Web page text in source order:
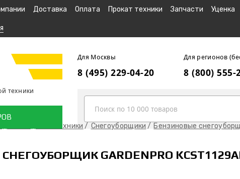
Доставка Оплата Прокат техники Запчасти Уценка
техники
Для Москвы
8 (495) 229-04-20
Для регионов
8 (800) 555-
садовой техники Снегоуборщики Бензиновые
GARDENPRO